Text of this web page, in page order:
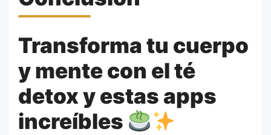
Transforma tu cuerpo
y mente con el té
detox y estas apps
increíbles